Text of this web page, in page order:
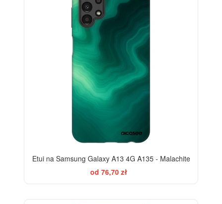
Etui na Samsung Galaxy A13 4G A135 - Malachite
od 76,70 zł